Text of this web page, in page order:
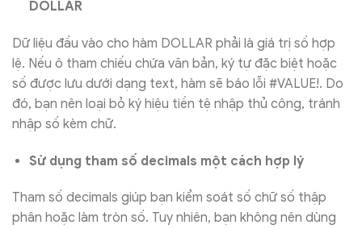
DOLLAR
Dữ liệu đầu vào cho hàm DOLLAR phải là giá trị số hợp
lệ. Nếu ô tham chiếu chứa văn bản, ký tự đặc biệt hoặc
số được lưu dưới dạng text, hàm sẽ báo lỗi #VALUE!. Do
đó, bạn nên loại bỏ ký hiệu tiền tệ nhập thủ công, tránh
nhập số kèm chữ.
Sử dụng tham số decimals một cách hợp lý
Tham số decimals giúp bạn kiểm soát số chữ số thập
phân hoặc làm tròn số. Tuy nhiên, bạn không nên dùng